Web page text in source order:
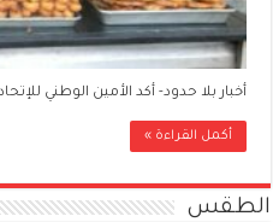
أخبار بلا حدود- أكد الأمين الوطني
أكمل القراءة »
الطقس